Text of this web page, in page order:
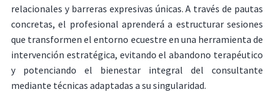
relacionales y barreras expresivas únicas. A través de pautas
concretas, el profesional aprenderá a estructurar sesiones
que transformen el entorno ecuestre en una herramienta de
intervención estratégica, evitando el abandono terapéutico
y potenciando el bienestar integral del consultante
mediante técnicas adaptadas a su singularidad.